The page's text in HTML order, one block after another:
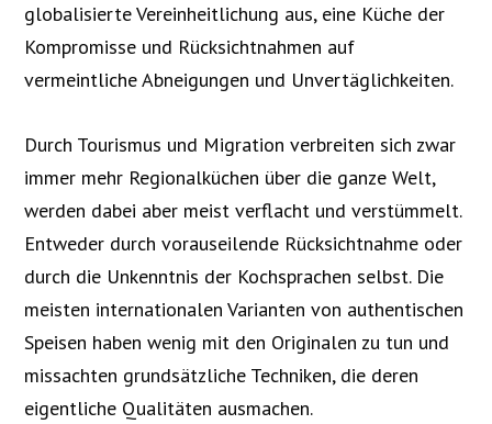
globalisierte Vereinheitlichung aus, eine Küche der
Kompromisse und Rücksichtnahmen auf
vermeintliche Abneigungen und Unvertäglichkeiten.
Durch Tourismus und Migration verbreiten sich zwar
immer mehr Regionalküchen über die ganze Welt,
werden dabei aber meist verflacht und verstümmelt.
Entweder durch vorauseilende Rücksichtnahme oder
durch die Unkenntnis der Kochsprachen selbst. Die
meisten internationalen Varianten von authentischen
Speisen haben wenig mit den Originalen zu tun und
missachten grundsätzliche Techniken, die deren
eigentliche Qualitäten ausmachen.